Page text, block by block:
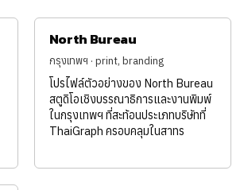
North Bureau
กรุงเทพฯ · print, branding
โปรไฟล์ตัวอย่างของ North Bureau
สตูดิโอเชิงบรรณาธิการและงานพิมพ์
ในกรุงเทพฯ ที่สะท้อนประเภทบริษัทที่
ThaiGraph ครอบคลุมในสาทร